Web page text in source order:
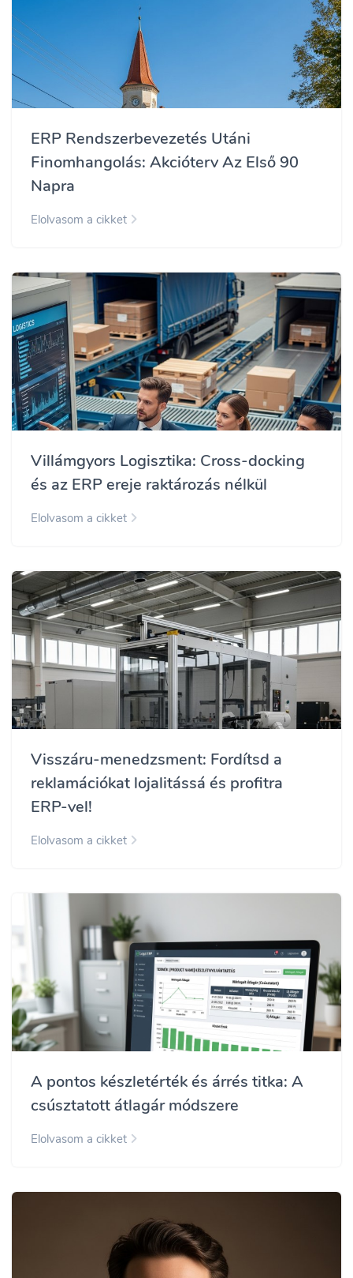
ERP Rendszerbevezetés Utáni
Finomhangolás: Akcióterv Az Első 90
Napra
Elolvasom a cikket
Villámgyors Logisztika: Cross-docking
és az ERP ereje raktározás nélkül
Elolvasom a cikket
Visszáru-menedzsment: Fordítsd a
reklamációkat lojalitássá és profitra
ERP-vel!
Elolvasom a cikket
A pontos készletérték és árrés titka: A
csúsztatott átlagár módszere
Elolvasom a cikket